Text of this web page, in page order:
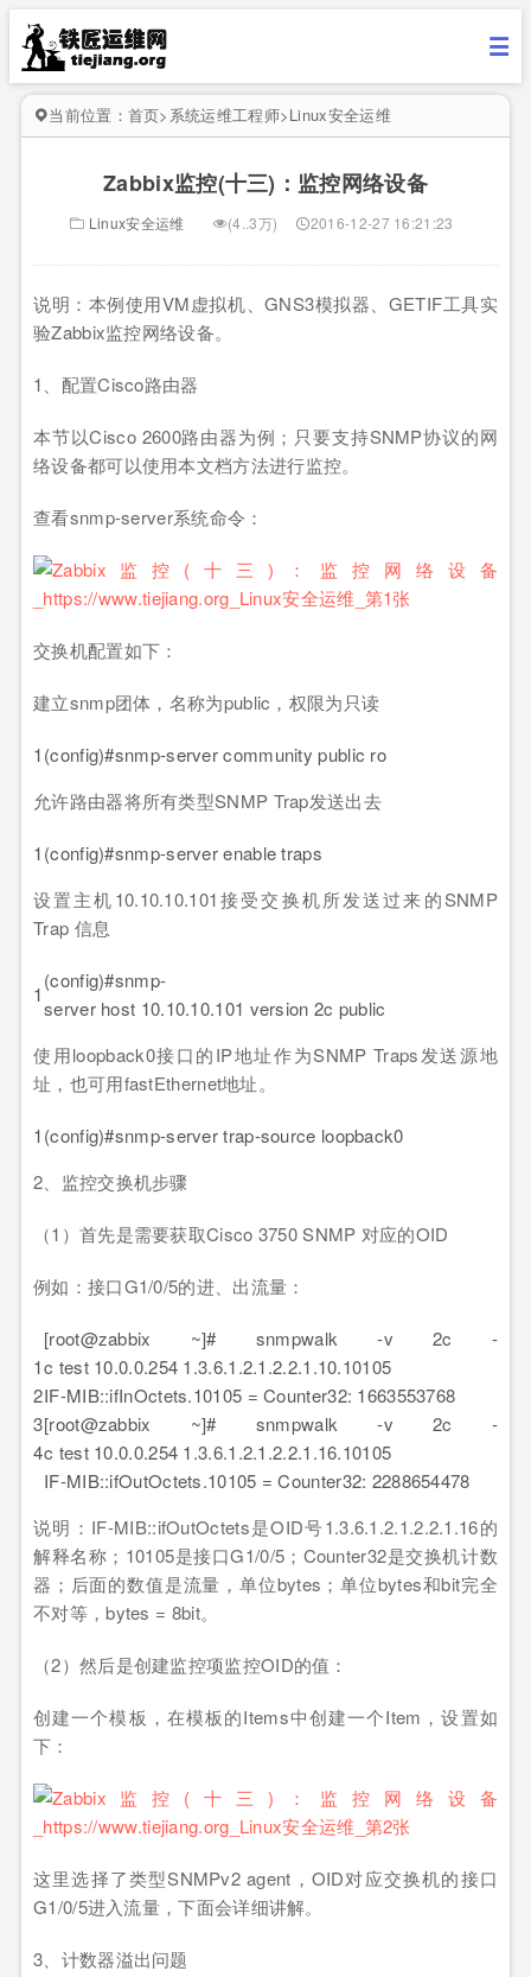
当前位置： 首页> 系统运维工程师>Linux安全运维
Zabbix监控(十三)：监控网络设备
Linux安全运维 (4..3万) 2016-12-27 16:21:23
说明：本例使用VM虚拟机、GNS3模拟器、GETIF工具实
验Zabbix监控网络设备。
1、配置Cisco路由器
本节以Cisco 2600路由器为例；只要支持SNMP协议的网
络设备都可以使用本文档方法进行监控。
查看snmp-server系统命令：
交换机配置如下：
建立snmp团体，名称为public，权限为只读
1(config)#snmp-server community public ro
允许路由器将所有类型SNMP Trap发送出去
1(config)#snmp-server enable traps
设置主机10.10.10.101接受交换机所发送过来的SNMP
Trap 信息
1
(config)#snmp-
server host 10.10.10.101 version 2c public
使用loopback0接口的IP地址作为SNMP Traps发送源地
址，也可用fastEthernet地址。
1(config)#snmp-server trap-source loopback0
2、监控交换机步骤
（1）首先是需要获取Cisco 3750 SNMP 对应的OID
例如：接口G1/0/5的进、出流量：
1
2
3
4
[root@zabbix ~]# snmpwalk -v 2c -
c test 10.0.0.254 1.3.6.1.2.1.2.2.1.10.10105
IF-MIB::ifInOctets.10105 = Counter32: 1663553768
[root@zabbix ~]# snmpwalk -v 2c -
c test 10.0.0.254 1.3.6.1.2.1.2.2.1.16.10105
IF-MIB::ifOutOctets.10105 = Counter32: 2288654478
说明：IF-MIB::ifOutOctets是OID号1.3.6.1.2.1.2.2.1.16的
解释名称；10105是接口G1/0/5；Counter32是交换机计数
器；后面的数值是流量，单位bytes；单位bytes和bit完全
不对等，bytes = 8bit。
（2）然后是创建监控项监控OID的值：
创建一个模板，在模板的Items中创建一个Item，设置如
下：
这里选择了类型SNMPv2 agent，OID对应交换机的接口
G1/0/5进入流量，下面会详细讲解。
3、计数器溢出问题